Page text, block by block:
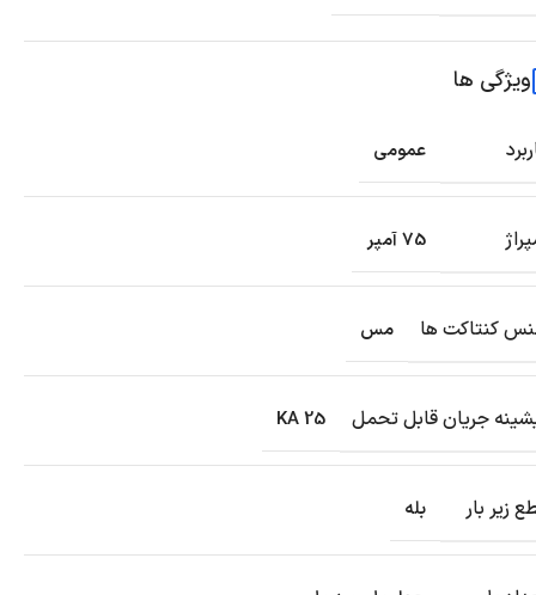
ویژگی ها
عمومی
75 آمپر
کنتاکت ها مس
جریان قابل تحمل 25 KA
زیر بار بله